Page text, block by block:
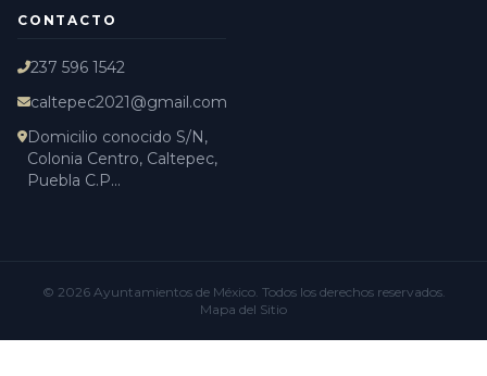
CONTACTO
237 596 1542
caltepec2021@gmail.com
Domicilio conocido S/N,
Colonia Centro, Caltepec,
Puebla C.P...
© 2026 Ayuntamientos de México. Todos los derechos reservados.
Mapa del Sitio